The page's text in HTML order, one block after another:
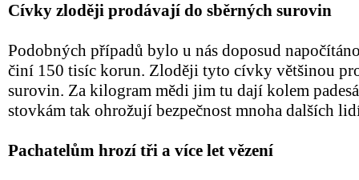
Cívky zloději prodávají do sběrných surovin
Podobných případů bylo u nás doposud
činí 150 tisíc korun. Zloději tyto cívky většinou
surovin. Za kilogram mědi jim tu dají kolem
stovkám tak ohrožují bezpečnost mnoha dalších
Pachatelům hrozí tři a více let vězení